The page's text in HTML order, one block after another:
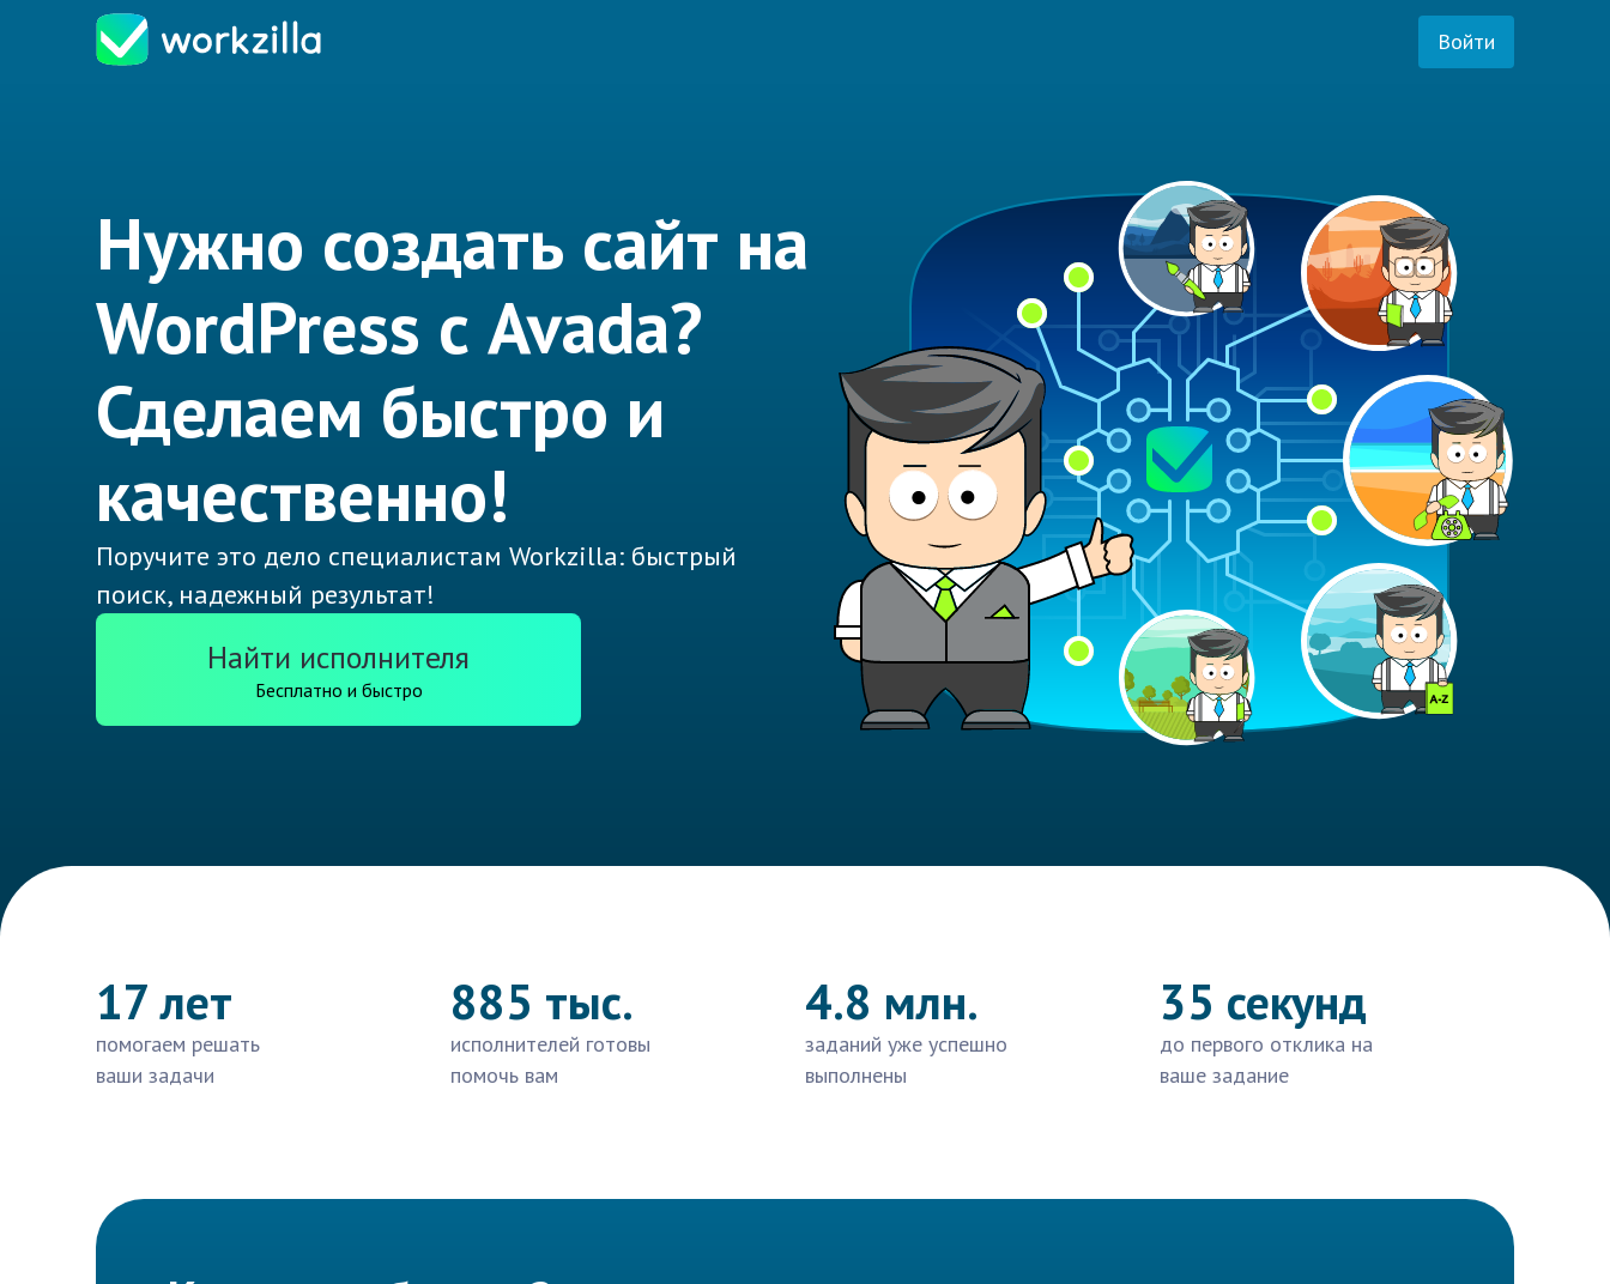
Войти
Нужно создать сайт на
WordPress с Avada?
Сделаем быстро и
качественно!
Поручите это дело специалистам Workzilla: быстрый
поиск, надежный результат!
Найти исполнителя
Бесплатно и быстро
17 лет
помогаем решать
ваши задачи
885 тыс.
исполнителей готовы
помочь вам
4.8 млн.
заданий уже успешно
выполнены
35 секунд
до первого отклика на
ваше задание